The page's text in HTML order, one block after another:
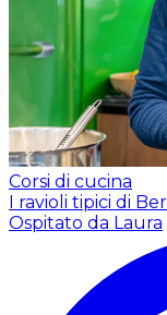
Corsi di cucina
I ravioli tipici di
Ospitato da Laura